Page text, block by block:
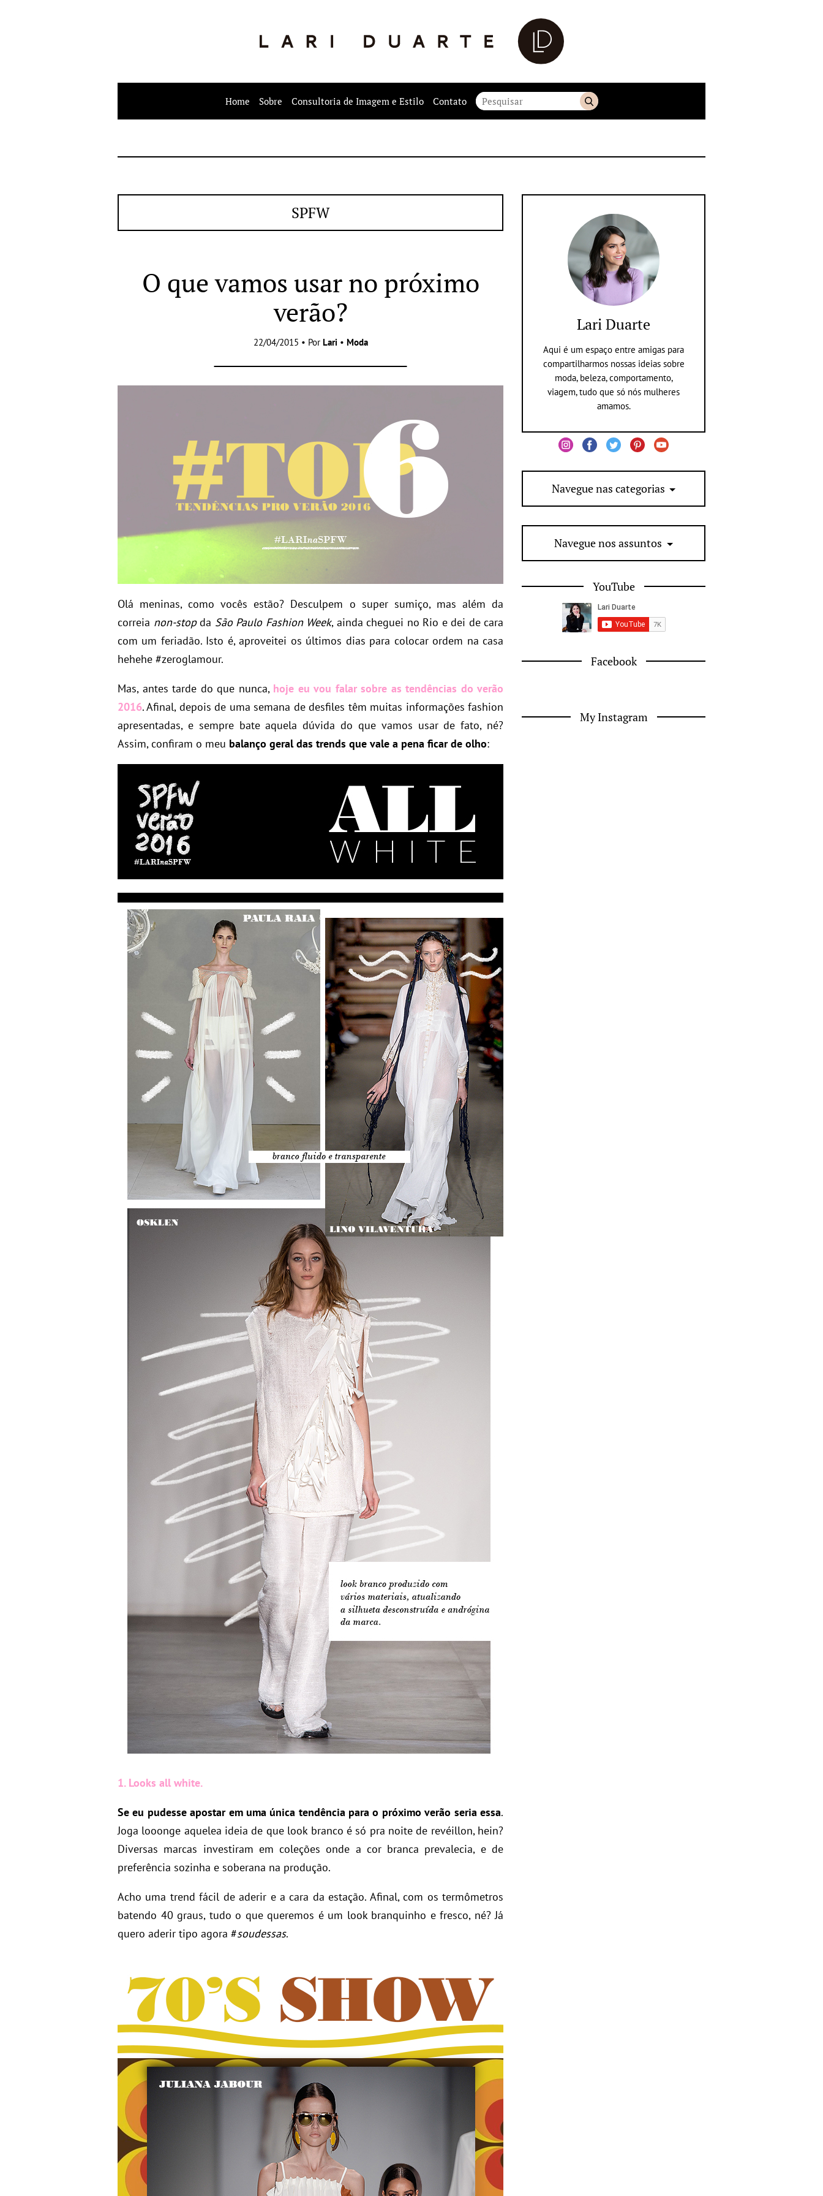
Home Sobre Consultoria de Imagem e Estilo Contato
SPFW
O que vamos usar no próximo
verão?
22/04/2015 • Por Lari • Moda
Olá meninas, como vocês estão? Desculpem o super sumiço, mas além da
correia non-stopda São Paulo Fashion Week, ainda cheguei no Rio e dei de cara
com um feriadão. Isto é, aproveitei os últimos dias para colocar ordem na casa
hehehe #zeroglamour.
Mas, antes tarde do que nunca, hoje eu vou falar sobre as tendências do verão
2016. Afinal, depois de uma semana de desfiles têm muitas informações fashion
apresentadas, e sempre bate aquela dúvida do que vamos usar de fato, né?
Assim, confiram o meu balanço geral das trends que vale a pena ficar de olho:
1. Looks all white.
Se eu pudesse apostar em uma única tendência para o próximo verão seria essa.
Joga looonge aquelea ideia de que look branco é só pra noite de revéillon, hein?
Diversas marcas investiram em coleções onde a cor branca prevalecia, e de
preferência sozinha e soberana na produção.
Acho uma trend fácil de aderir e a cara da estação. Afinal, com os termômetros
batendo 40 graus, tudo o que queremos é um look branquinho e fresco, né? Já
quero aderir tipo agora #soudessas.
Lari Duarte
Aqui é um espaço entre amigas para
compartilharmos nossas ideias sobre
moda, beleza, comportamento,
viagem, tudo que só nós mulheres
amamos.
Navegue nas categorias
Navegue nos assuntos
YouTube
Facebook
My Instagram